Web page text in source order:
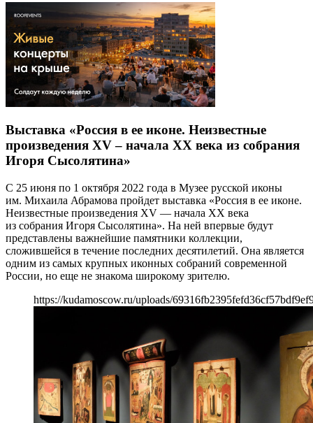
Выставка «Россия в ее иконе. Неизвестные
произведения XV – начала XX века из собрания
Игоря Сысолятина»
С 25 июня по 1 октября 2022 года в Музее русской иконы
им. Михаила Абрамова пройдет выставка «Россия в ее иконе.
Неизвестные произведения XV — начала XX века
из собрания Игоря Сысолятина». На ней впервые будут
представлены важнейшие памятники коллекции,
сложившейся в течение последних десятилетий. Она является
одним из самых крупных иконных собраний современной
России, но еще не знакома широкому зрителю.
https://kudamoscow.ru/uploads/